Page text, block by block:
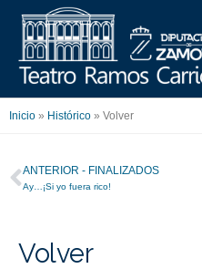
contenido
Inicio » Histórico » Volver
Ant
ANTERIOR - FINALIZADOS
Ay…¡Si yo fuera rico!
Volver